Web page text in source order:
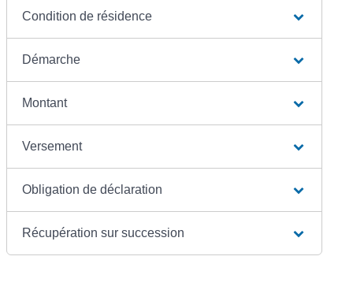
Condition de résidence
Démarche
Montant
Versement
Obligation de déclaration
Récupération sur succession